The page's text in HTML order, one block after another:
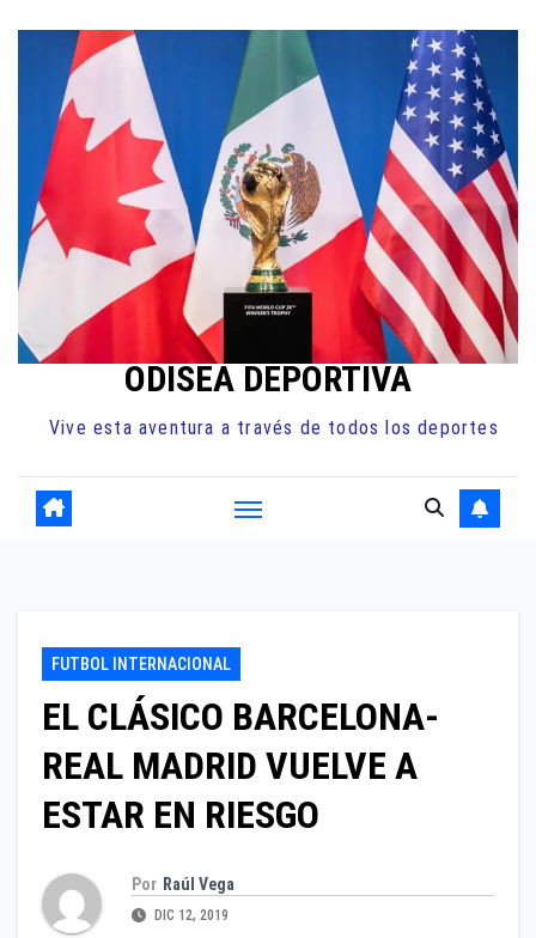
contenido
ODISEA DEPORTIVA
Vive esta aventura a través de todos los deportes
FUTBOL INTERNACIONAL
EL CLÁSICO BARCELONA-
REAL MADRID VUELVE A
ESTAR EN RIESGO
Por Raúl Vega
DIC 12, 2019